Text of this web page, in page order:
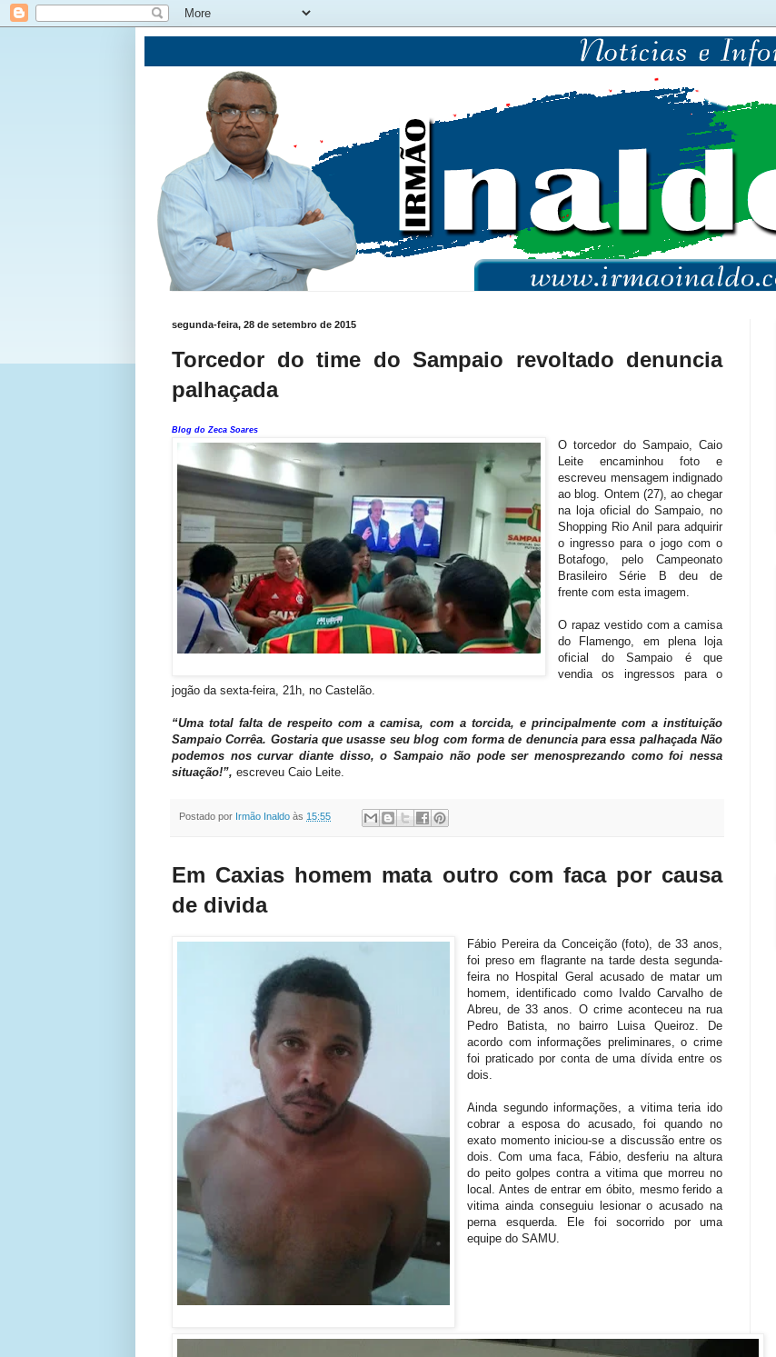
segunda-feira, 28 de setembro de 2015
Torcedor do time do Sampaio revoltado denuncia
palhaçada
Blog do Zeca Soares
O torcedor do Sampaio, Caio
Leite encaminhou foto e
escreveu mensagem indignado
ao blog. Ontem (27), ao chegar
na loja oficial do Sampaio, no
Shopping Rio Anil para adquirir
o ingresso para o jogo com o
Botafogo, pelo Campeonato
Brasileiro Série B deu de
frente com esta imagem.
O rapaz vestido com a camisa
do Flamengo, em plena loja
oficial do Sampaio é que
vendia os ingressos para o
jogão da sexta-feira, 21h, no Castelão.
“Uma total falta de respeito com a camisa, com a torcida, e principalmente com a instituição
Sampaio Corrêa. Gostaria que usasse seu blog com forma de denuncia para essa palhaçada Não
podemos nos curvar diante disso, o Sampaio não pode ser menosprezando como foi nessa
situação!”, escreveu Caio Leite.
Postado por Irmão Inaldo às 15:55
Em Caxias homem mata outro com faca por causa
de divida
Fábio Pereira da Conceição (foto), de 33 anos,
foi preso em flagrante na tarde desta segunda-
feira no Hospital Geral acusado de matar um
homem, identificado como Ivaldo Carvalho de
Abreu, de 33 anos. O crime aconteceu na rua
Pedro Batista, no bairro Luisa Queiroz. De
acordo com informações preliminares, o crime
foi praticado por conta de uma dívida entre os
dois.
Ainda segundo informações, a vitima teria ido
cobrar a esposa do acusado, foi quando no
exato momento iniciou-se a discussão entre os
dois. Com uma faca, Fábio, desferiu na altura
do peito golpes contra a vitima que morreu no
local. Antes de entrar em óbito, mesmo ferido a
vitima ainda conseguiu lesionar o acusado na
perna esquerda. Ele foi socorrido por uma
equipe do SAMU.